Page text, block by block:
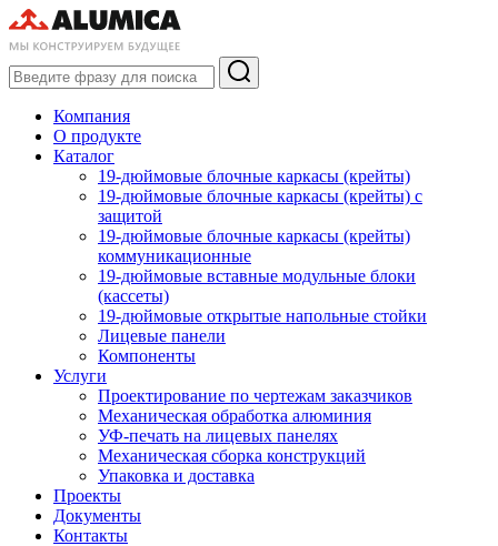
Компания
О продукте
Каталог
19-дюймовые блочные каркасы (крейты)
19-дюймовые блочные каркасы (крейты) с
защитой
19-дюймовые блочные каркасы (крейты)
коммуникационные
19-дюймовые вставные модульные блоки
(кассеты)
19-дюймовые открытые напольные стойки
Лицевые панели
Компоненты
Услуги
Проектирование по чертежам заказчиков
Механическая обработка алюминия
УФ-печать на лицевых панелях
Механическая сборка конструкций
Упаковка и доставка
Проекты
Документы
Контакты